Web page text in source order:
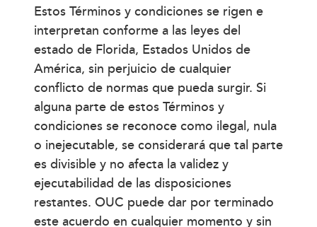
Estos Términos y condiciones se rigen e
interpretan conforme a las leyes del
estado de Florida, Estados Unidos de
América, sin perjuicio de cualquier
conflicto de normas que pueda surgir. Si
alguna parte de estos Términos y
condiciones se reconoce como ilegal, nula
o inejecutable, se considerará que tal parte
es divisible y no afecta la validez y
ejecutabilidad de las disposiciones
restantes. OUC puede dar por terminado
este acuerdo en cualquier momento y sin